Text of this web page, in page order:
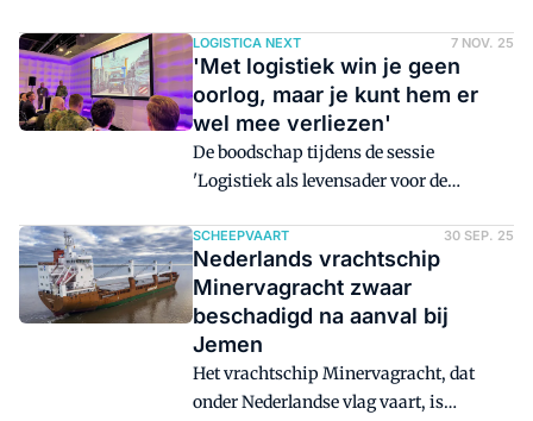
vanwege geopolitieke spanningen en de
wil om minder afhankelijk te zijn van
bepaalde landen, is daar niks van te
merken in de feitelijke cijfers over
handelsstromen wereldwijd. 'De
wereldhandel vindt altijd zijn weg.'
LOGISTICA NEXT 7 NOV. 25
'Met logistiek win je geen
oorlog, maar je kunt hem er
wel mee verliezen'
De boodschap tijdens de sessie
'Logistiek als levensader voor de
Next in Utrecht is niet te misstaan: onze
vrijheid is niet langer vanzelfsprekend.
Luitenant-generaal Jan-Willem Maas,
commandant van het Defensie
Ondersteuningscommando, opent met
een scenario dat de bomvolle zaal direct
op scherp zet.
SCHEEPVAART 30 SEP. 25
Nederlands vrachtschip
Minervagracht zwaar
beschadigd na aanval bij
Jemen
Het vrachtschip Minervagracht, dat
onder Nederlandse vlag vaart, is